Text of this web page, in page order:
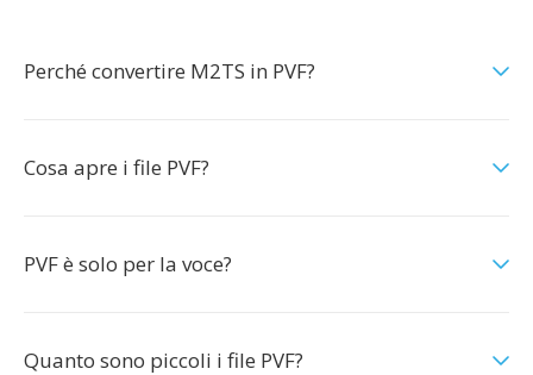
Perché convertire M2TS in PVF?
Cosa apre i file PVF?
PVF è solo per la voce?
Quanto sono piccoli i file PVF?